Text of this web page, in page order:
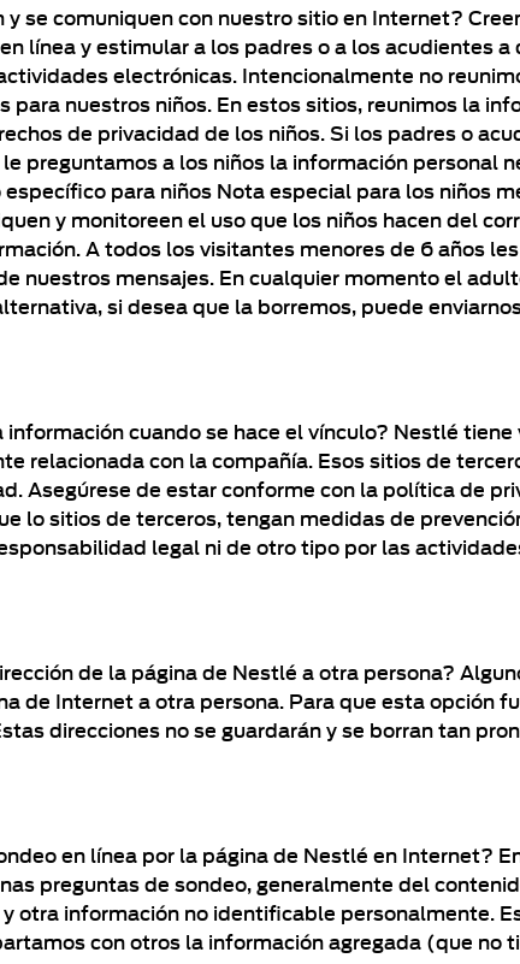
se comuniquen con nuestro sitio en Internet?
línea y estimular a los padres o a los acudientes a
electrónicas. Intencionalmente no
nuestros niños. En estos sitios, reunimos la
de privacidad de los niños. Si los padres o
preguntamos a los niños la información personal
para niños Nota especial para los niños
y monitoreen el uso que los niños hacen del
A todos los visitantes menores de 6 años
nuestros mensajes. En cualquier momento el
si desea que la borremos, puede
cuando se hace el vínculo? Nestlé
relacionada con la compañía. Esos sitios de
Asegúrese de estar conforme con la política de
lo sitios de terceros, tengan medidas de
legal ni de otro tipo por las
de la página de Nestlé a otra persona?
de Internet a otra persona. Para que esta opción
direcciones no se guardarán y se borran tan
en línea por la página de Nestlé en Internet?
preguntas de sondeo, generalmente del
otra información no identificable personalmente.
con otros la información agregada (que no